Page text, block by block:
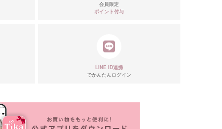
会員限定
ポイント付与
LINE ID連携
でかんたんログイン